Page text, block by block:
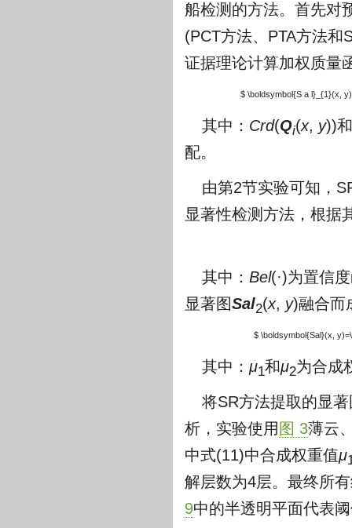
船检测的方法。首先对
(PCT方法、PTA方法
证据理论计算加权质量
$ \boldsymbol{S a l}_{1}(x,
其中： Crd(Qi(x, y))和
配。
由第2节实验可知，
显著性检测方法，根据
其中： Bel(·)为置信
显著图Sal2(x, y)融合而
$ \boldsymbol{Sal}(x,
其中： μ1和μ2为合成
将SR方法提取的显
析，实验使用 图 3薄云
中式(11)中合成权重值μ
解层数为4层。最终所
9中的半透明平面代表